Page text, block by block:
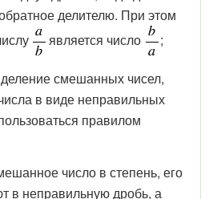
делителю. При этом
является число ;
смешанных чисел,
в виде неправильных
правилом
число в степень, его
в неправильную дробь, а